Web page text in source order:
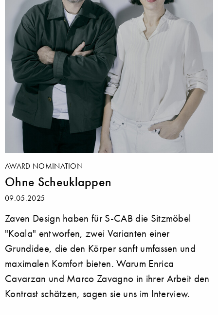
AWARD NOMINATION
Ohne Scheuklappen
09.05.2025
Zaven Design haben für S-CAB die Sitzmöbel
"Koala" entworfen, zwei Varianten einer
Grundidee, die den Körper sanft umfassen und
maximalen Komfort bieten. Warum Enrica
Cavarzan und Marco Zavagno in ihrer Arbeit den
Kontrast schätzen, sagen sie uns im Interview.